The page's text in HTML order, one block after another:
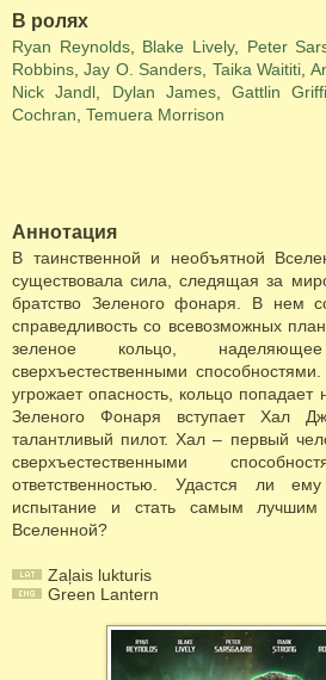
В ролях
Ryan Reynolds, Blake Lively, Peter
Robbins ,Jay O. Sanders Taika Waititi
Nick Jandl
Dylan James, Gattlin
Cochran Temuera Morrison
Аннотация
В таинственной и необъятной
существовала сила, следящая за
братство Зеленого фонаря. В нем
справедливость со всевозможных
зеленое кольцо,
сверхъестественными
угрожает опасность, кольцо
Зеленого Фонаря вступает Хал
талантливый пилот. Хал – первый
сверхъестественными
ответственностью. Удастся ли
испытание и стать самым
Вселенной?
Zaļais lukturis
Green Lantern